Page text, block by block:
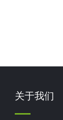
关于我们